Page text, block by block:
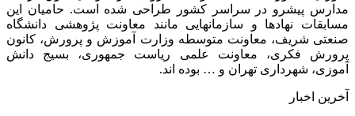
مدارس پیشرو در سراسر کشور طراحی شده است. حامیان این
مسابقات نهادها و سازمانهایی مانند معاونت پژوهشی دانشگاه
صنعتی شریف، معاونت متوسطه وزارت آموزش و پرورش، کانون
پرورش فکری، معاونت علمی ریاست جمهوری، بسیج دانش
آموزی، شهرداری تهران و … بوده اند.
آخرین اخبار